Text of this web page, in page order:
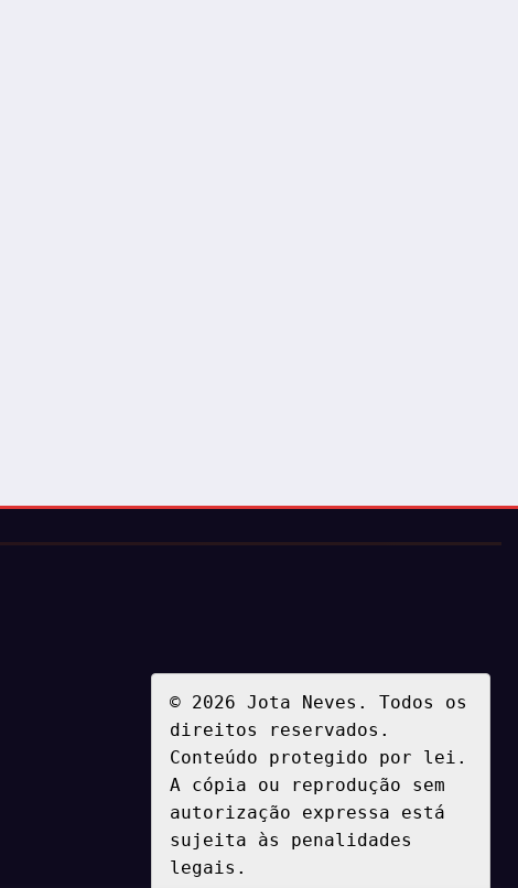
© 2026 Jota Neves. Todos os
direitos reservados.
Conteúdo protegido por lei.
A cópia ou reprodução sem
autorização expressa está
sujeita às penalidades
legais.